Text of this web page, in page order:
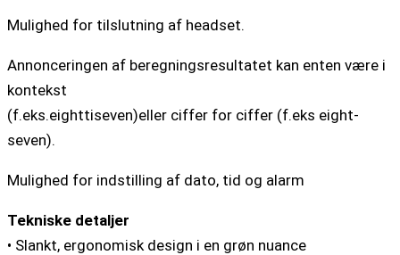
Mulighed for tilslutning af headset.
Annonceringen af ​​beregningsresultatet kan enten være i
kontekst
(f.eks.eighttiseven)eller ciffer for ciffer (f.eks eight-
seven).
Mulighed for indstilling af dato, tid og alarm
Tekniske detaljer
• Slankt, ergonomisk design i en grøn nuance